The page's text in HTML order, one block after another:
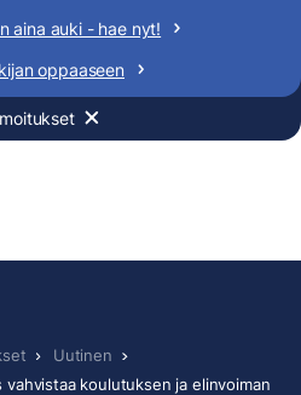
aina auki - hae nyt!
oppaaseen
Uutinen
koulutuksen ja elinvoiman